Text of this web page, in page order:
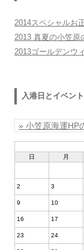
2014スペシャルお
2013 真夏の小笠原
2013ゴールデンウ
入港日とイベン
» 小笠原海運HP
日
月
2 3
9 10
16 17
23 24